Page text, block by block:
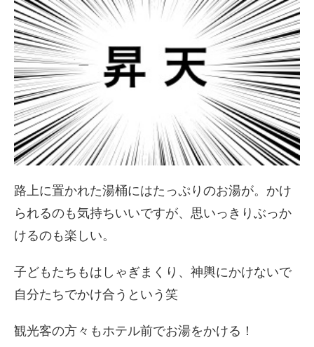
路上に置かれた湯桶にはたっぷりのお湯が。かけ
られるのも気持ちいいですが、 思いっきりぶっか
けるのも楽しい。
子どもたちもはしゃぎまくり、 神輿にかけないで
自分たちでかけ合うという笑
観光客の方々もホテル前でお湯をかける！